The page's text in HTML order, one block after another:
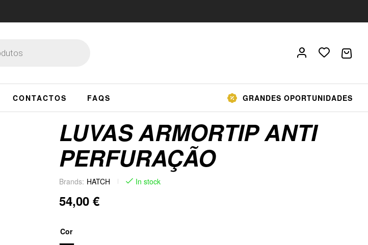
CONTACTOS FAQS GRANDES OPORTUNIDADES
LUVAS ARMORTIP ANTI
PERFURAÇÃO
Brands: HATCH In stock
54,00 €
Cor